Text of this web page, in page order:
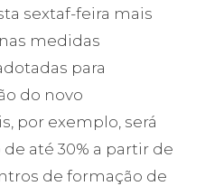
sextaf-feira mais
medidas
para
do novo
por exemplo, será
até 30% a partir de
de formação de